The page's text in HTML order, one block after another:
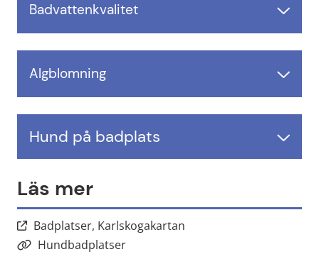
Badvattenkvalitet
Algblomning
Hund på badplats
Läs mer
Badplatser, Karlskogakartan
HundbadplatserÖppnas i nytt fönster.